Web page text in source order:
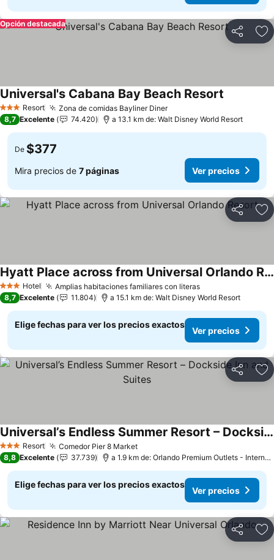
Compartir
Opción destacada
3 EstrellasResort Zona de comidas Bayliner Diner
Universal's Cabana Bay Beach Resort
8,7 Excelente 74.420 a 13.1 km de: Walt Disney World Resort
De $377
Mira precios de 7 páginas Ver precios
Compartir
3 Estrellas
Hotel Amplias habitaciones familiares con literas
Hyatt Place across from Universal Orlando Resort
8,7 Excelente 11.804 a 15.1 km de: Walt Disney World Resort
Elige fechas para ver los precios exactos
Ver precios
Compartir
3 EstrellasResort Comedor Pier 8 Market
Universal’s Endless Summer Resort – Dockside Inn and Suites
8,8 Excelente 37.739 a 1.9 km de: Orlando Premium Outlets - International Drive
Elige fechas para ver los precios exactos
Ver precios
Compartir